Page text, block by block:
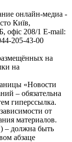
онлайн-медиа -
Київ,
208/1 E-mail:
205-43-00
на
на
«Новости
– обязательна
гиперссылка.
от
материалов.
– должна быть
абзаце